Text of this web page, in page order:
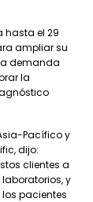
hasta el 29
ampliar su
demanda
la
Pacífico y
dijo:
clientes a
y
pacientes